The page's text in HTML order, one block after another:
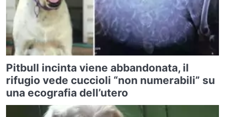
Pitbull incinta viene abbandonata, il
rifugio vede cuccioli “non numerabili” su
una ecografia dell’utero